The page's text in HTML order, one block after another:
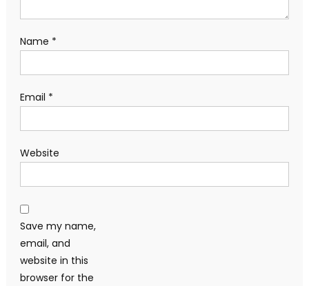
Name *
Email *
Website
Save my name,
email, and
website in this
browser for the